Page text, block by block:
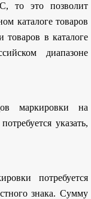
то это позволит
каталоге товаров
в каталоге
диапазоне
маркировки на
указать,
потребуется
знака. Сумму